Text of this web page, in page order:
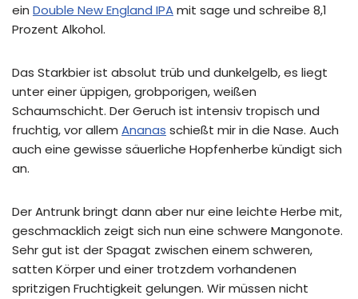
ein Double New England IPAmit sage und schreibe 8,1
Prozent Alkohol.
Das Starkbier ist absolut trüb und dunkelgelb, es liegt
unter einer üppigen, grobporigen, weißen
Schaumschicht. Der Geruch ist intensiv tropisch und
fruchtig, vor allem Ananas schießt mir in die Nase. Auch
auch eine gewisse säuerliche Hopfenherbe kündigt sich
an.
Der Antrunk bringt dann aber nur eine leichte Herbe mit,
geschmacklich zeigt sich nun eine schwere Mangonote.
Sehr gut ist der Spagat zwischen einem schweren,
satten Körper und einer trotzdem vorhandenen
spritzigen Fruchtigkeit gelungen. Wir müssen nicht